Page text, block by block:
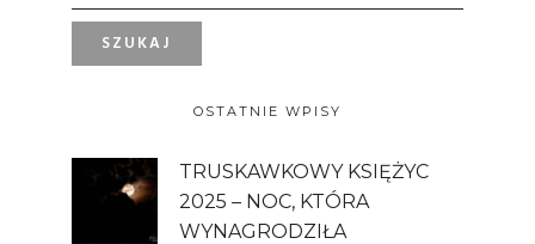
OSTATNIE WPISY
TRUSKAWKOWY KSIĘŻYC
2025 – NOC, KTÓRA
WYNAGRODZIŁA